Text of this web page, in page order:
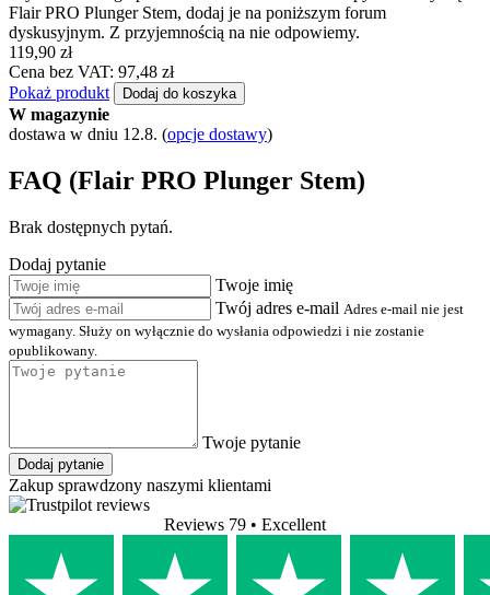
Flair PRO Plunger Stem, dodaj je na poniższym forum
dyskusyjnym. Z przyjemnością na nie odpowiemy.
119,90 zł
Cena bez VAT: 97,48 zł
Pokaż produkt
Dodaj do koszyka
W magazynie
dostawa w dniu 12.8. (opcje dostawy)
FAQ (Flair PRO Plunger Stem)
Brak dostępnych pytań.
Dodaj pytanie
Twoje imię
Twój adres e-mail Adres e-mail nie jest
wymagany. Służy on wyłącznie do wysłania odpowiedzi i nie zostanie
opublikowany.
Twoje pytanie
Dodaj pytanie
Zakup sprawdzony naszymi klientami
Reviews 79 • Excellent